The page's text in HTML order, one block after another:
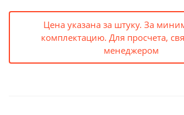
Цена указана за штуку. За
комплектацию. Для просчета,
менеджером